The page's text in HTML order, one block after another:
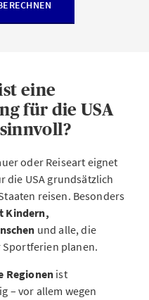
eine
für die USA
oder Reiseart eignet
die USA grundsätzlich
reisen. Besonders
Kindern,
und alle, die
planen.
Regionen ist
– vor allem wegen